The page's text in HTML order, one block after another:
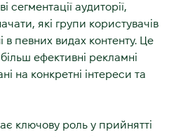
сегментації аудиторії,
які групи користувачів
в певних видах контенту. Це
ефективні рекламні
на конкретні інтереси та
ключову роль у прийнятті